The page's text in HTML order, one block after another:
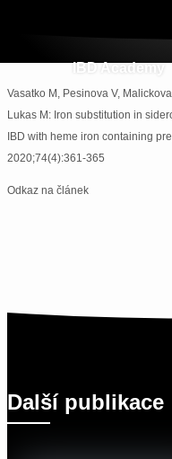
IBD Academy
Vasatko M, Pesinova V,
Lukas M: Iron substitution in
IBD with heme iron containing
2020;74(4):361-365
Odkaz na článek
Další publikace